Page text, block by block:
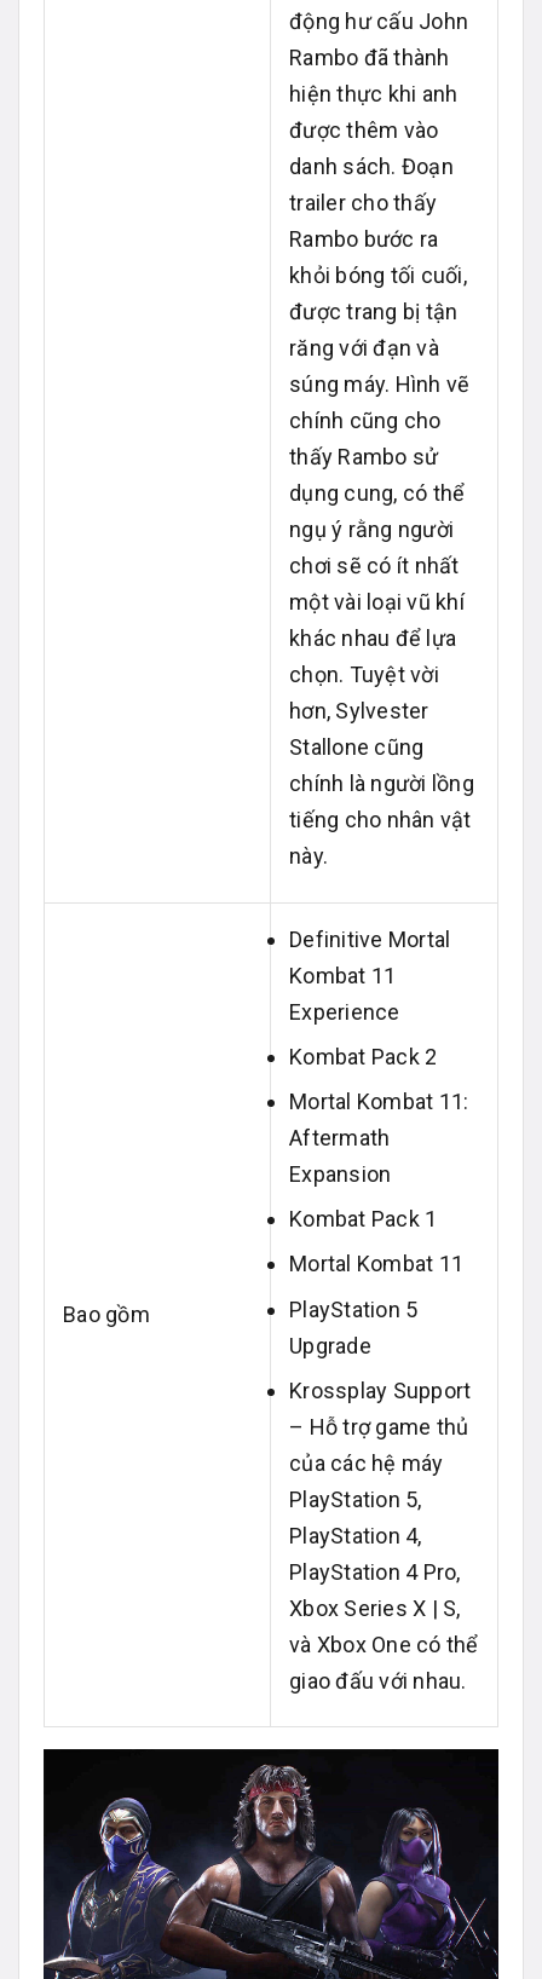
động hư cấu John
Rambo đã thành
hiện thực khi anh
được thêm vào
danh sách. Đoạn
trailer cho thấy
Rambo bước ra
khỏi bóng tối cuối,
được trang bị tận
răng với đạn và
súng máy. Hình vẽ
chính cũng cho
thấy Rambo sử
dụng cung, có thể
ngụ ý rằng người
chơi sẽ có ít nhất
một vài loại vũ khí
khác nhau để lựa
chọn. Tuyệt vời
hơn, Sylvester
Stallone cũng
chính là người lồng
tiếng cho nhân vật
này.
Bao gồm
Definitive Mortal
Kombat 11
Experience
Kombat Pack 2
Mortal Kombat 11:
Aftermath
Expansion
Kombat Pack 1
Mortal Kombat 11
PlayStation 5
Upgrade
Krossplay Support
– Hỗ trợ game thủ
của các hệ máy
PlayStation 5,
PlayStation 4,
PlayStation 4 Pro,
Xbox Series X | S,
và Xbox One có thể
giao đấu với nhau.